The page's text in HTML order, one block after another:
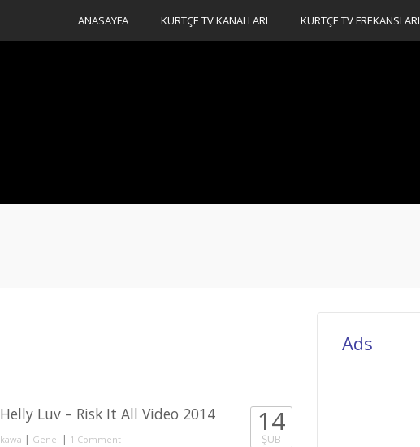
ANASAYFA KÜRTÇE TV KANALLARI KÜRTÇE TV FREKANSLARI
Helly Luv – Risk It All Video 2014
kawa | Genel | 1 Comment
14
ŞUB
Ads